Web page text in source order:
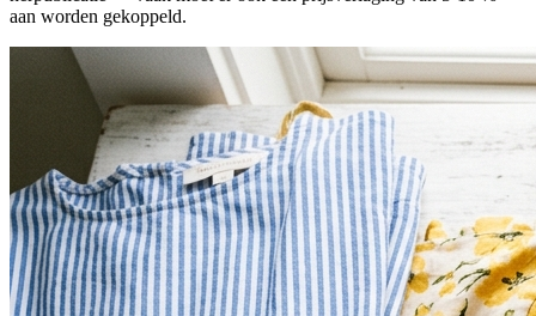
aan worden gekoppeld.